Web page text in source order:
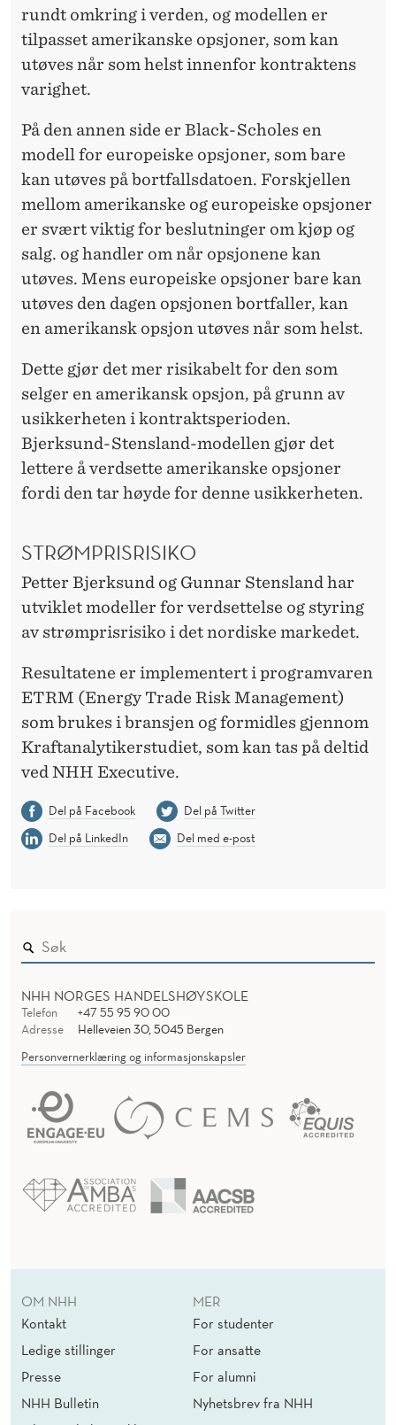
rundt omkring i verden, og modellen er
tilpasset amerikanske opsjoner, som kan
utøves når som helst innenfor kontraktens
varighet.
På den annen side er Black-Scholes en
modell for europeiske opsjoner, som bare
kan utøves på bortfallsdatoen. Forskjellen
mellom amerikanske og europeiske opsjoner
er svært viktig for beslutninger om kjøp og
salg. og handler om når opsjonene kan
utøves. Mens europeiske opsjoner bare kan
utøves den dagen opsjonen bortfaller, kan
en amerikansk opsjon utøves når som helst.
Dette gjør det mer risikabelt for den som
selger en amerikansk opsjon, på grunn av
usikkerheten i kontraktsperioden.
Bjerksund-Stensland-modellen gjør det
lettere å verdsette amerikanske opsjoner
fordi den tar høyde for denne usikkerheten.
STRØMPRISRISIKO
Petter Bjerksund og Gunnar Stensland har
utviklet modeller for verdsettelse og styring
av strømprisrisiko i det nordiske markedet.
Resultatene er implementert i programvaren
ETRM (Energy Trade Risk Management)
som brukes i bransjen og formidles gjennom
Kraftanalytikerstudiet, som kan tas på deltid
ved NHH Executive.
Del på Facebook
Del på Twitter
Del på LinkedIn
Del med e-post
NHH NORGES HANDELSHØYSKOLE
Telefon
+47 55 95 90 00
Adresse
Helleveien 30, 5045 Bergen
Personvernerklæring og informasjonskapsler
OM NHH
Kontakt
Ledige stillinger
Presse
NHH Bulletin
MER
For studenter
For ansatte
For alumni
Nyhetsbrev fra NHH